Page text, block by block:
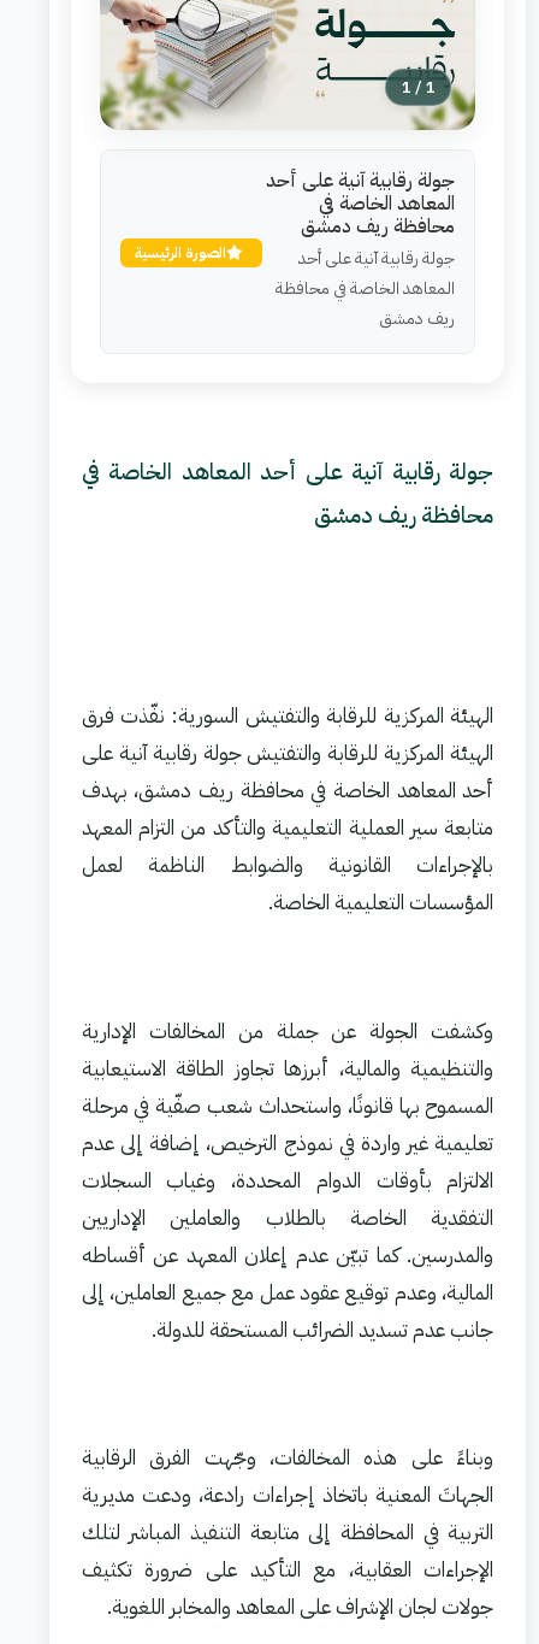
1
/
1
جولة رقابية آنية على أحد
المعاهد الخاصة في
محافظة ريف دمشق
جولة رقابية آنية على أحد
المعاهد الخاصة في محافظة
ريف دمشق
الصورة الرئيسية
جولة رقابية آنية على أحد المعاهد الخاصة في
محافظة ريف دمشق
الهيئة المركزية للرقابة والتفتيش السورية: نفّذت فرق
الهيئة المركزية للرقابة والتفتيش جولة رقابية آنية على
أحد المعاهد الخاصة في محافظة ريف دمشق، بهدف
متابعة سير العملية التعليمية والتأكد من التزام المعهد
بالإجراءات القانونية والضوابط الناظمة لعمل
المؤسسات التعليمية الخاصة.
وكشفت الجولة عن جملة من المخالفات الإدارية
والتنظيمية والمالية، أبرزها تجاوز الطاقة الاستيعابية
المسموح بها قانونًا، واستحداث شعب صفّية في مرحلة
تعليمية غير واردة في نموذج الترخيص، إضافة إلى عدم
الالتزام بأوقات الدوام المحددة، وغياب السجلات
التفقدية الخاصة بالطلاب والعاملين الإداريين
والمدرسين. كما تبيّن عدم إعلان المعهد عن أقساطه
المالية، وعدم توقيع عقود عمل مع جميع العاملين، إلى
جانب عدم تسديد الضرائب المستحقة للدولة.
وبناءً على هذه المخالفات، وجّهت الفرق الرقابية
الجهاتَ المعنية باتخاذ إجراءات رادعة، ودعت مديرية
التربية في المحافظة إلى متابعة التنفيذ المباشر لتلك
الإجراءات العقابية، مع التأكيد على ضرورة تكثيف
جولات لجان الإشراف على المعاهد والمخابر اللغوية.